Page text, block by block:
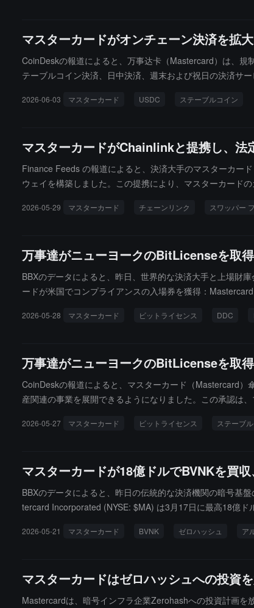
マスターカードがオンチェーン決済を拡
CoinDeskの報道によると、万事达卡（Mastercard）は、
テーブルコイン決済、日中決済、週末および祝日の決済サ
se、Arbitrum、XRPLなどのブロックチェーンネットワー
2026-06-03 マスターカード USDC ステーブルコイン
マスターカードがChainlinkと提携し、法
Finance Feeds の報道によると、決済大手のマスターカー
ウェイを構築しました。この提携により、マスターカード
通じて公共の分散台帳にプッシュされ、Swapper Finance
2026-05-29 マスターカード チェーンリンク スワッパー
万事達がニューヨークのBitLicenseを取
BBXのデータによると、昨日、世界的な決済大手と上場財
ードが米国でコンプライアンスの入場券を獲得：
預金を中心としたオンチェーン決済および清算インフラに
2026-05-28 マスターカード ビットライセンス DDC
万事達がニューヨークのBitLicenseを取
CoinDeskの報道によると、マスターカード（Mastercard
産関連の事業を展開できるようになりました。この承認は
ドは、このライセンスがステーブルコインやトークン化さ
2026-05-27 マスターカード ビットライセンス ステーブ
マスターカードが18億ドルでBVNKを買
BBXのデータによると、昨日の伝統的な決済機関の暗号基
tercard Incorporated (NYSE: $MA) は3月17日に最高18億
erohashは現在、15億ドル以上の評価額で新たな資金調達
& Co. (NYSE: $JPM) のアナリストは、CoinDeskの5月19
して引き続き遅れをとると指摘しました。核心的な理由は
2026-05-21 マスターカード BVNK ゼロハッシュ ア
マスターカードはゼロハッシュへの投資
Mastercardは、暗号インフラ企業Zerohashへの投資計画